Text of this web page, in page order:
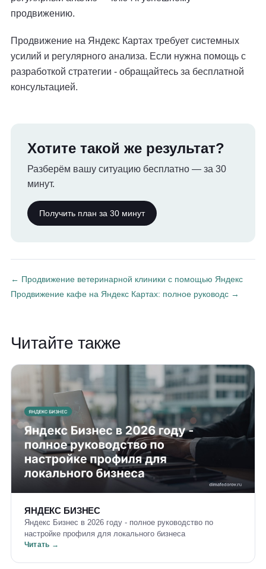
продвижению.
Продвижение на Яндекс Картах требует системных
усилий и регулярного анализа. Если нужна помощь с
разработкой стратегии - обращайтесь за бесплатной
консультацией.
Хотите такой же результат?
Разберём вашу ситуацию бесплатно — за 30
минут.
Получить план за 30 минут
← Продвижение ветеринарной клиники с помощью Яндекс
Продвижение кафе на Яндекс Картах: полное руководс →
Читайте также
ЯНДЕКС БИЗНЕС
Яндекс Бизнес в 2026 году - полное руководство по
настройке профиля для локального бизнеса
Читать →